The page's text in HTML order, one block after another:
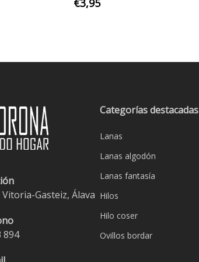
€3,95
Gasteiz, Álava
894
Categorías destacadas
Lanas
Lanas algodón
Lanas fantasía
Hilos
Hilo coser
Ovillos bordar